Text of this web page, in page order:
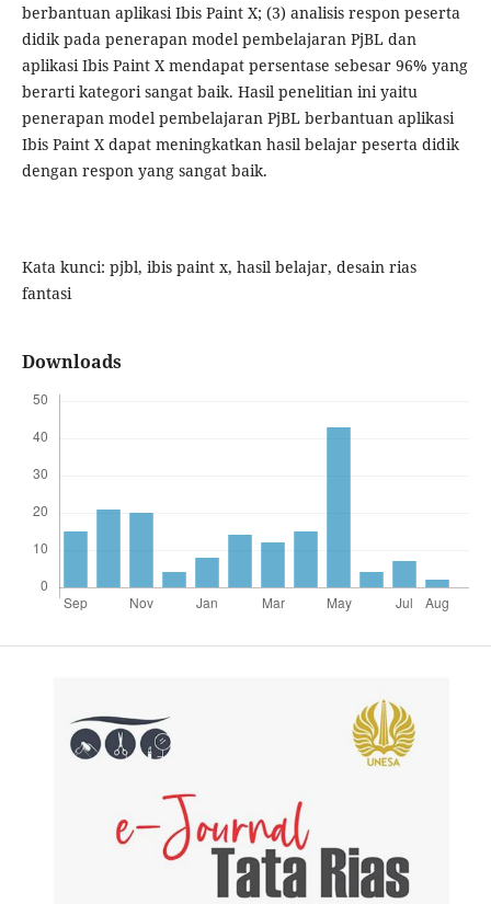
berbantuan aplikasi Ibis Paint X; (3) analisis respon peserta
didik pada penerapan model pembelajaran PjBL dan
aplikasi Ibis Paint X mendapat persentase sebesar 96% yang
berarti kategori sangat baik. Hasil penelitian ini yaitu
penerapan model pembelajaran PjBL berbantuan aplikasi
Ibis Paint X dapat meningkatkan hasil belajar peserta didik
dengan respon yang sangat baik.
Kata kunci: pjbl, ibis paint x, hasil belajar, desain rias
fantasi
Downloads